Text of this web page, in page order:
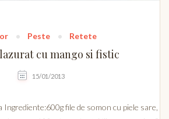
Peste Retete
cu mango si fistic
15/01/2013
file de somon cu piele sare,